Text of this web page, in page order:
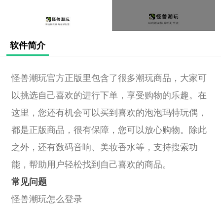
软件简介
怪兽潮玩官方正版里包含了很多潮玩商品，大家可
以挑选自己喜欢的进行下单，享受购物的乐趣。在
这里，您还有机会可以买到喜欢的泡泡玛特玩偶，
都是正版商品，很有保障，您可以放心购物。除此
之外，还有数码音响、美妆香水等，支持搜索功
能，帮助用户轻松找到自己喜欢的商品。
常见问题
怪兽潮玩怎么登录